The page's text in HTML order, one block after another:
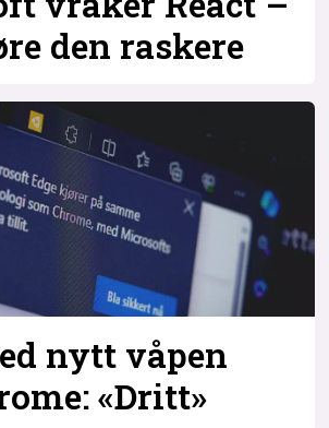
den raskere
nytt våpen
«Dritt»